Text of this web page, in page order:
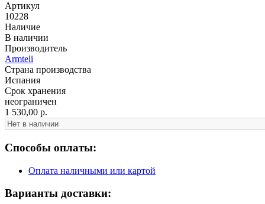
Артикул
10228
Наличие
В наличии
Производитель
Armteli
Страна производства
Испания
Срок хранения
неограничен
1 530,00 р.
Способы оплаты:
Оплата наличными или картой
Варианты доставки: